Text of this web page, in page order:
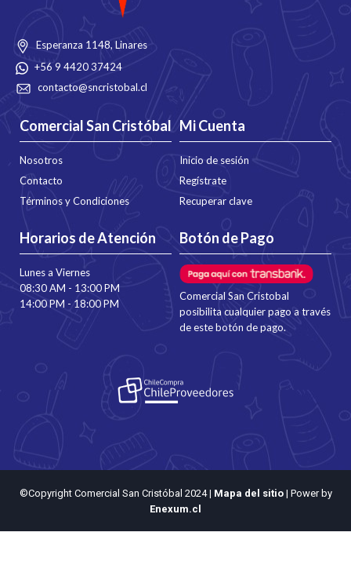
Esperanza 1148, Linares
+56 9 4420 37424
contacto@sncristobal.cl
Comercial San Cristóbal
Nosotros
Contacto
Términos y Condiciones
Mi Cuenta
Inicio de sesión
Regístrate
Recuperar clave
Horarios de Atención
Lunes a Viernes
08:30 AM - 13:00 PM
14:00 PM - 18:00 PM
Botón de Pago
Comercial San Cristobal
posibilita cualquier pago a través
de este botón de pago.
©Copyright Comercial San Cristóbal 2024| Mapa del sitio| Power by
Enexum.cl